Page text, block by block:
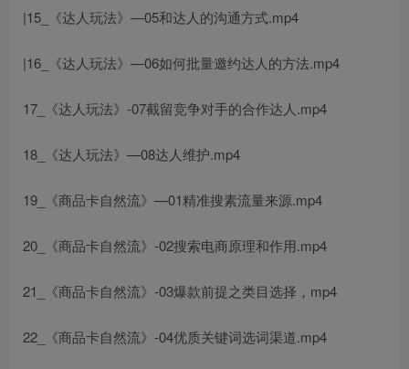
|15_《达人玩法》—05和达人的沟通方式.mp4
|16_《达人玩法》—06如何批量邀约达人的方法.mp4
17_《达人玩法》-07截留竞争对手的合作达人.mp4
18_《达人玩法》—08达人维护.mp4
19_《商品卡自然流》—01精准搜素流量来源.mp4
20_《商品卡自然流》-02搜索电商原理和作用.mp4
21_《商品卡自然流》-03爆款前提之类目选择，mp4
22_《商品卡自然流》-04优质关键词选词渠道.mp4